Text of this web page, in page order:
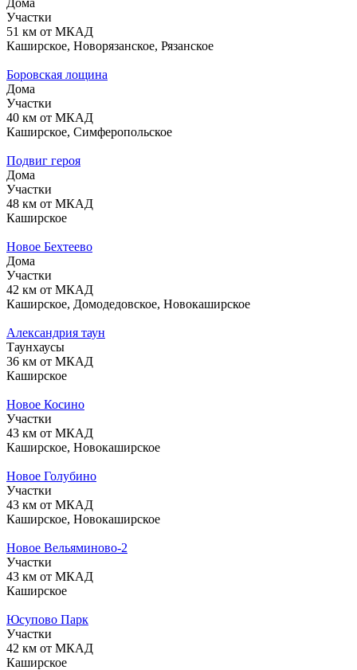
Участки
51 км от МКАД
Каширское, Новорязанское, Рязанское
Боровская лощина
Дома
Участки
40 км от МКАД
Каширское, Симферопольское
Подвиг героя
Дома
Участки
48 км от МКАД
Каширское
Новое Бехтеево
Дома
Участки
42 км от МКАД
Каширское, Домодедовское, Новокаширское
Александрия таун
Таунхаусы
36 км от МКАД
Каширское
Новое Косино
Участки
43 км от МКАД
Каширское, Новокаширское
Новое Голубино
Участки
43 км от МКАД
Каширское, Новокаширское
Новое Вельяминово-2
Участки
43 км от МКАД
Каширское
Юсупово Парк
Участки
42 км от МКАД
Каширское